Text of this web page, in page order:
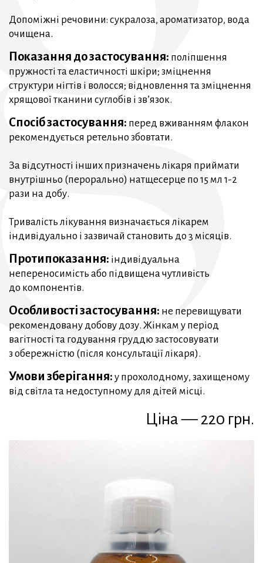
Допоміжні речовини: сукралоза, ароматизатор, вода
очищена.
Показання до застосування: поліпшення
пружності та еластичності шкіри; зміцнення
структури нігтів і волосся; відновлення та зміцнення
хрящової тканини суглобів і зв’язок.
Спосіб застосування: перед вживанням флакон
рекомендується ретельно збовтати.
За відсутності інших призначень лікаря приймати
внутрішньо (перорально) натщесерце по 15 мл 1-2
рази на добу.
Тривалість лікування визначається лікарем
індивідуально і зазвичай становить до 3 місяців.
Протипоказання: індивідуальна
непереносимість або підвищена чутливість
до компонентів.
Особливості застосування: не перевищувати
рекомендовану добову дозу. Жінкам у період
вагітності та годування груддю застосовувати
з обережністю (після консультації лікаря).
Умови зберігання: у прохолодному, захищеному
від світла та недоступному для дітей місці.
Ціна — 220 грн.